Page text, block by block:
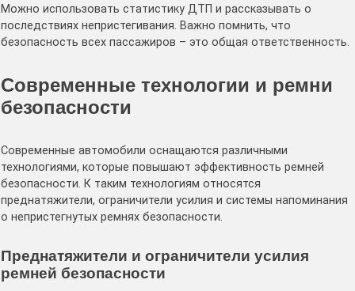
Можно использовать статистику ДТП и рассказывать о
последствиях непристегивания. Важно помнить, что
безопасность всех пассажиров – это общая ответственность.
Современные технологии и ремни
безопасности
Современные автомобили оснащаются различными
технологиями, которые повышают эффективность ремней
безопасности. К таким технологиям относятся
преднатяжители, ограничители усилия и системы напоминания
о непристегнутых ремнях безопасности.
Преднатяжители и ограничители усилия
ремней безопасности